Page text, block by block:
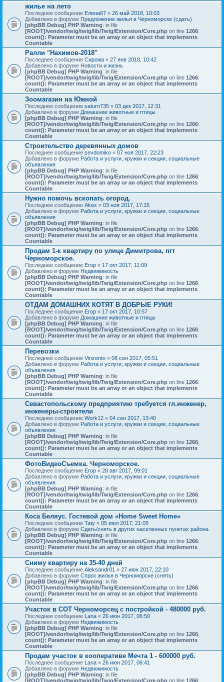
жилье на лето
Последнее сообщение Елена67 « 26 май 2018, 10:03
Добавлено в форуме Предложение жилья в Черноморске (сдать)
[phpBB Debug] PHP Warning: in file
[ROOT]/vendor/twig/twig/lib/Twig/Extension/Core.php on line 1266:
count(): Parameter must be an array or an object that implements
Countable
Ралли "Нахимов-2018"
Последнее сообщение Сирожа « 27 янв 2018, 10:42
Добавлено в форуме Новости и жизнь
[phpBB Debug] PHP Warning: in file
[ROOT]/vendor/twig/twig/lib/Twig/Extension/Core.php on line 1266:
count(): Parameter must be an array or an object that implements
Countable
Зоомагазин на Южной
Последнее сообщение saturn735 « 03 дек 2017, 12:31
Добавлено в форуме Домашние животные и птицы
[phpBB Debug] PHP Warning: in file
[ROOT]/vendor/twig/twig/lib/Twig/Extension/Core.php on line 1266:
count(): Parameter must be an array or an object that implements
Countable
Строительство деревянных домов
Последнее сообщение sevdomiko « 07 ноя 2017, 22:23
Добавлено в форуме Работа и услуги, кружки и секции, социальные
объявления
[phpBB Debug] PHP Warning: in file
[ROOT]/vendor/twig/twig/lib/Twig/Extension/Core.php on line 1266:
count(): Parameter must be an array or an object that implements
Countable
Нужно помочь вскопать огород.
Последнее сообщение Akex « 03 ноя 2017, 17:15
Добавлено в форуме Работа и услуги, кружки и секции, социальные
объявления
[phpBB Debug] PHP Warning: in file
[ROOT]/vendor/twig/twig/lib/Twig/Extension/Core.php on line 1266:
count(): Parameter must be an array or an object that implements
Countable
Продам 1-к квартиру по улице Димитрова, пгт
Черноморское.
Последнее сообщение Егор « 17 окт 2017, 11:09
Добавлено в форуме Недвижимость
[phpBB Debug] PHP Warning: in file
[ROOT]/vendor/twig/twig/lib/Twig/Extension/Core.php on line 1266:
count(): Parameter must be an array or an object that implements
Countable
ОТДАМ ДОМАШНИХ КОТЯТ В ДОБРЫЕ РУКИ!
Последнее сообщение Егор « 17 окт 2017, 10:57
Добавлено в форуме Домашние животные и птицы
[phpBB Debug] PHP Warning: in file
[ROOT]/vendor/twig/twig/lib/Twig/Extension/Core.php on line 1266:
count(): Parameter must be an array or an object that implements
Countable
Перевозки
Последнее сообщение Vinzento « 08 сен 2017, 05:51
Добавлено в форуме Работа и услуги, кружки и секции, социальные
объявления
[phpBB Debug] PHP Warning: in file
[ROOT]/vendor/twig/twig/lib/Twig/Extension/Core.php on line 1266:
count(): Parameter must be an array or an object that implements
Countable
Севастопольскому предприятию требуется гл.инженер,
инженеры-строители
Последнее сообщение Work12 « 04 сен 2017, 13:40
Добавлено в форуме Работа и услуги, кружки и секции, социальные
объявления
[phpBB Debug] PHP Warning: in file
[ROOT]/vendor/twig/twig/lib/Twig/Extension/Core.php on line 1266:
count(): Parameter must be an array or an object that implements
Countable
ФотоВидеоСъемка. Черноморское.
Последнее сообщение Егор « 28 авг 2017, 09:01
Добавлено в форуме Работа и услуги, кружки и секции, социальные
объявления
[phpBB Debug] PHP Warning: in file
[ROOT]/vendor/twig/twig/lib/Twig/Extension/Core.php on line 1266:
count(): Parameter must be an array or an object that implements
Countable
Коса Беляус. Гостевой дом «Home Sweet Home»
Последнее сообщение Taty « 05 июл 2017, 21:05
Добавлено в форуме Сдать/снять в других населенных пунктах района
[phpBB Debug] PHP Warning: in file
[ROOT]/vendor/twig/twig/lib/Twig/Extension/Core.php on line 1266:
count(): Parameter must be an array or an object that implements
Countable
Сниму квартиру на 35-40 дней
Последнее сообщение Aleksandr01 « 27 июн 2017, 22:10
Добавлено в форуме Спрос жилья в Черноморске (снять)
[phpBB Debug] PHP Warning: in file
[ROOT]/vendor/twig/twig/lib/Twig/Extension/Core.php on line 1266:
count(): Parameter must be an array or an object that implements
Countable
Участок в СОТ Черноморсец с постройкой - 480000 руб.
Последнее сообщение Lana « 26 июн 2017, 06:50
Добавлено в форуме Недвижимость
[phpBB Debug] PHP Warning: in file
[ROOT]/vendor/twig/twig/lib/Twig/Extension/Core.php on line 1266:
count(): Parameter must be an array or an object that implements
Countable
Продам участок в кооперативе Мечта 1 - 600000 руб.
Последнее сообщение Lana « 26 июн 2017, 06:41
Добавлено в форуме Недвижимость
[phpBB Debug] PHP Warning: in file
[ROOT]/vendor/twig/twig/lib/Twig/Extension/Core.php on line 1266: